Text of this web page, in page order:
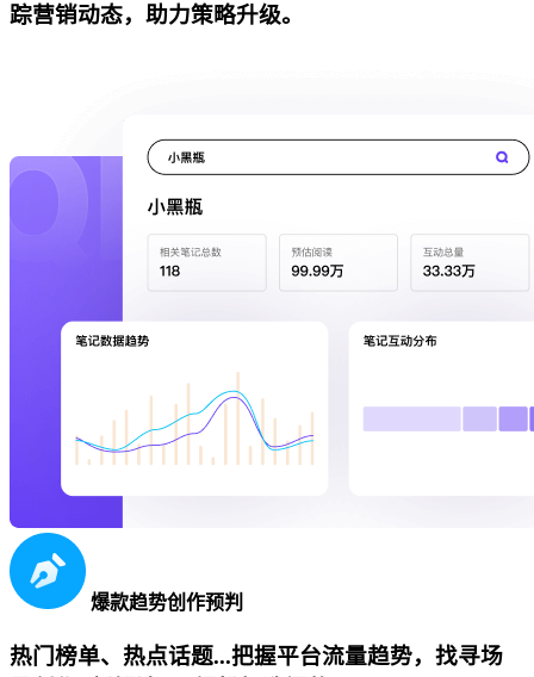
踪营销动态，助力策略升级。
爆款趋势创作预判
热门榜单、热点话题...把握平台流量趋势，找寻场